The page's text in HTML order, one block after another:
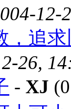
12-
，追
26,
- XJ